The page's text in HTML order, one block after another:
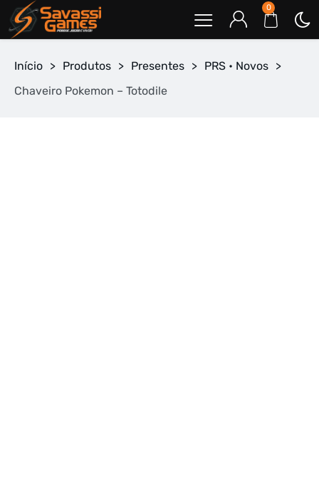
0
Início > Produtos > Presentes > PRS • Novos >
Chaveiro Pokemon – Totodile